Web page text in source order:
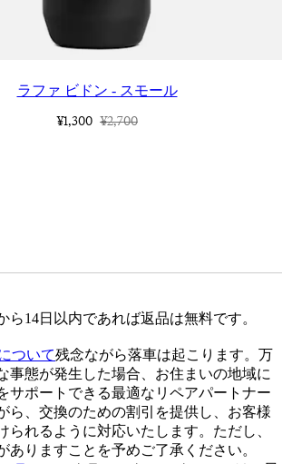
モール
ラファ ビドン - スモール
¥1,300 ¥2,700
ら14日以内であれば返品は無料です。
ついて残念ながら落車は起こります。万
事態が発生した場合、お住まいの地域に
サポートできる最適なリペアパートナー
ら、交換のための割引を提供し、お客様
られるように対応いたします。ただし、
ありますことを予めご了承ください。